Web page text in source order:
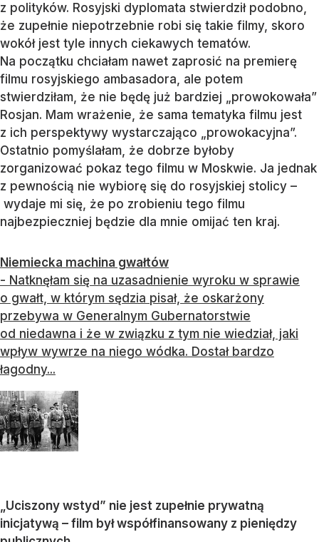
z polityków. Rosyjski dyplomata stwierdził podobno,
że zupełnie niepotrzebnie robi się takie filmy, skoro
wokół jest tyle innych ciekawych tematów.
Na początku chciałam nawet zaprosić na premierę
filmu rosyjskiego ambasadora, ale potem
stwierdziłam, że nie będę już bardziej „prowokowała”
Rosjan. Mam wrażenie, że sama tematyka filmu jest
z ich perspektywy wystarczająco „prowokacyjna”.
Ostatnio pomyślałam, że dobrze byłoby
zorganizować pokaz tego filmu w Moskwie. Ja jednak
z pewnością nie wybiorę się do rosyjskiej stolicy –
wydaje mi się, że po zrobieniu tego filmu
najbezpieczniej będzie dla mnie omijać ten kraj.
Niemiecka machina gwałtów
- Natknęłam się na uzasadnienie wyroku w sprawie
o gwałt, w którym sędzia pisał, że oskarżony
przebywa w Generalnym Gubernatorstwie
od niedawna i że w związku z tym nie wiedział, jaki
wpływ wywrze na niego wódka. Dostał bardzo
łagodny...
„Uciszony wstyd ” nie jest zupełnie prywatną
inicjatywą – film był współfinansowany z pieniędzy